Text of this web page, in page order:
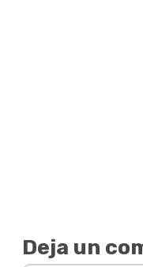
Deja un